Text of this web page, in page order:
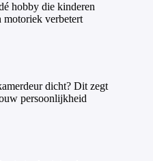
hobby die kinderen
motoriek verbetert
dicht? Dit zegt
persoonlijkheid